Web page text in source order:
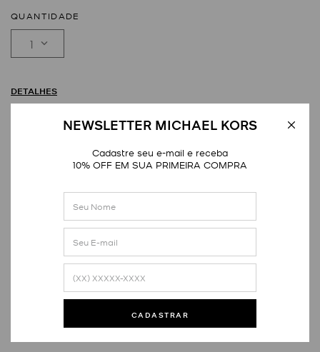
NEWSLETTER MICHAEL KORS
Cadastre seu e-mail e receba
10% OFF EM SUA PRIMEIRA COMPRA
CADASTRAR
QUANTIDADE
1
DETALHES
Avaliações
Este produto ainda não tem avaliações
SEJA O PRIMEIRO A AVALIAR